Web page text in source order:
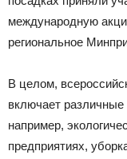
международную
региональное
В целом,
включает различные
например,
предприятиях,